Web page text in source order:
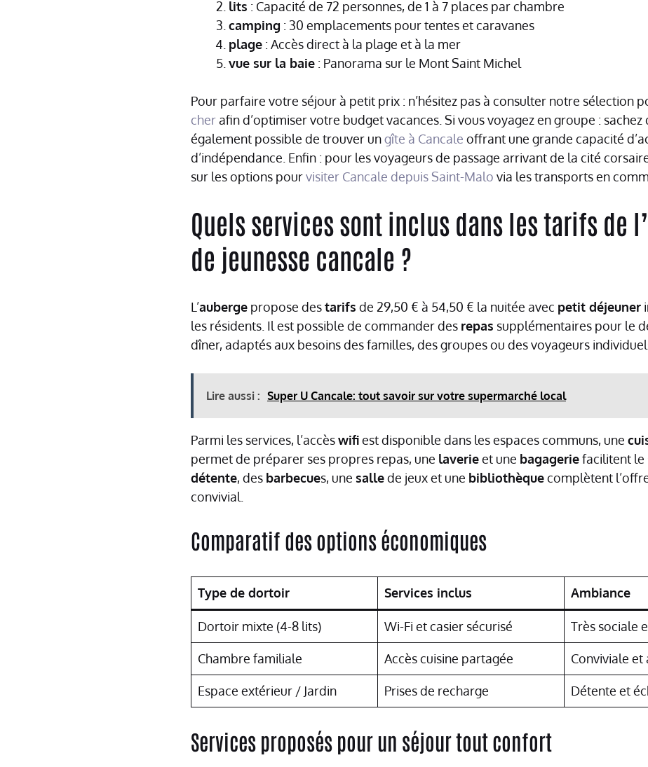
lits : Capacité de 72 personnes, de 1 à 7 places par chambre
camping : 30 emplacements pour tentes et caravanes
plage : Accès direct à la plage et à la mer
vue sur la baie : Panorama sur le Mont Saint Michel
Pour parfaire votre séjour à petit prix : n’hésitez pas à consulter notre sélection
cherafin d’optimiser votre budget vacances. Si vous voyagez en groupe : sachez
également possible de trouver ungîte à Cancale offrant une grande capacité
d’indépendance. Enfin : pour les voyageurs de passage arrivant de la cité
sur les options pourvisiter Cancale depuis Saint-Malo via les transports en
Quels services sont inclus dans les tarifs de
de jeunesse cancale ?
L’auberge propose destarifs de 29,50 € à 54,50 € la nuitée avec petit déjeuner
les résidents. Il est possible de commander des repas supplémentaires pour le
dîner, adaptés aux besoins des familles, des groupes ou des voyageurs
Lire aussi : Super U Cancale: tout savoir sur votre supermarché local
Parmi les services, l’accèswifiest disponible dans les espaces communs, une
permet de préparer ses propres repas, une laverieet une bagageriefacilitent le
détente, des barbecues, une sallede jeux et une bibliothèquecomplètent
convivial.
Comparatif des options économiques
Type de dortoir Services inclus Ambiance
Dortoir mixte (4-8 lits) Wi-Fi et casier sécurisé Très sociale
Chambre familiale Accès cuisine partagée Conviviale et
Espace extérieur / Jardin Prises de recharge Détente et
Services proposés pour un séjour tout confort